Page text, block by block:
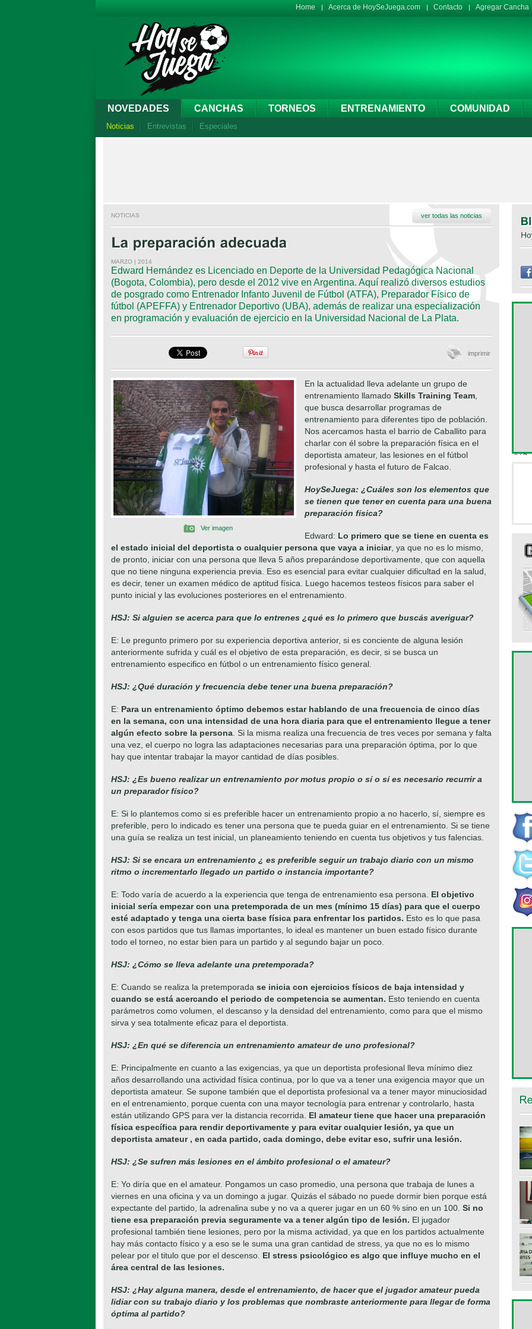
Home Acerca de HoySeJuega.com Contacto Agregar Cancha
NOVEDADES CANCHAS TORNEOS ENTRENAMIENTO COMUNIDAD
Noticias Entrevistas Especiales
ver todas las noticias
NOTICIAS
MARZO | 2014
Edward Hernández es Licenciado en Deporte de la Universidad Pedagógica Nacional
(Bogota, Colombia), pero desde el 2012 vive en Argentina. Aquí realizó diversos estudios
de posgrado como Entrenador Infanto Juvenil de Fútbol (ATFA), Preparador Físico de
fútbol (APEFFA) y Entrenador Deportivo (UBA), además de realizar una especialización
en programación y evaluación de ejercicio en la Universidad Nacional de La Plata.
imprimir
Ver imagen
En la actualidad lleva adelante un grupo de
entrenamiento llamado Skills Training Team
que busca desarrollar programas de
entrenamiento para diferentes tipo de población.
Nos acercamos hasta el barrio de Caballito para
charlar con él sobre la preparación física en el
deportista amateur, las lesiones en el fútbol
profesional y hasta el futuro de Falcao.
HoySeJuega: ¿Cuáles son los elementos que
se tienen que tener en cuenta para una buena
preparación física?
Edward: Lo primero que se tiene en cuenta es
el estado inicial del deportista o cualquier persona que vaya a iniciar, ya que no es lo mismo,
de pronto, iniciar con una persona que lleva 5 años preparándose deportivamente, que con aquella
que no tiene ninguna experiencia previa. Eso es esencial para evitar cualquier dificultad en la salud,
es decir, tener un examen médico de aptitud física. Luego hacemos testeos físicos para saber el
punto inicial y las evoluciones posteriores en el entrenamiento.
HSJ: Si alguien se acerca para que lo entrenes ¿qué es lo primero que buscás averiguar?
E: Le pregunto primero por su experiencia deportiva anterior, si es conciente de alguna lesión
anteriormente sufrida y cuál es el objetivo de esta preparación, es decir, si se busca un
entrenamiento especifico en fútbol o un entrenamiento físico general.
HSJ: ¿Qué duración y frecuencia debe tener una buena preparación?
E: Para un entrenamiento óptimo debemos estar hablando de una frecuencia de cinco días
en la semana, con una intensidad de una hora diaria para que el entrenamiento llegue a tener
algún efecto sobre la persona . Si la misma realiza una frecuencia de tres veces por semana y falta
una vez, el cuerpo no logra las adaptaciones necesarias para una preparación óptima, por lo que
hay que intentar trabajar la mayor cantidad de días posibles.
HSJ: ¿Es bueno realizar un entrenamiento por motus propio o sí o sí es necesario recurrir a
un preparador físico?
E: Si lo plantemos como si es preferible hacer un entrenamiento propio a no hacerlo, sí, siempre es
preferible, pero lo indicado es tener una persona que te pueda guiar en el entrenamiento. Si se tiene
una guía se realiza un test inicial, un planeamiento teniendo en cuenta tus objetivos y tus falencias.
HSJ: Si se encara un entrenamiento ¿ es preferible seguir un trabajo diario con un mismo
ritmo o incrementarlo llegado un partido o instancia importante?
E: Todo varía de acuerdo a la experiencia que tenga de entrenamiento esa persona. El objetivo
inicial sería empezar con una pretemporada de un mes (mínimo 15 días) para que el cuerpo
esté adaptado y tenga una cierta base física para enfrentar los partidos. Esto es lo que pasa
con esos partidos que tus llamas importantes, lo ideal es mantener un buen estado físico durante
todo el torneo, no estar bien para un partido y al segundo bajar un poco.
HSJ: ¿Cómo se lleva adelante una pretemporada?
E: Cuando se realiza la pretemporada se inicia con ejercicios físicos de baja intensidad y
cuando se está acercando el periodo de competencia se aumentan. Esto teniendo en cuenta
parámetros como volumen, el descanso y la densidad del entrenamiento, como para que el mismo
sirva y sea totalmente eficaz para el deportista.
HSJ: ¿En qué se diferencia un entrenamiento amateur de uno profesional?
E: Principalmente en cuanto a las exigencias, ya que un deportista profesional lleva mínimo diez
años desarrollando una actividad física continua, por lo que va a tener una exigencia mayor que un
deportista amateur. Se supone también que el deportista profesional va a tener mayor minuciosidad
en el entrenamiento, porque cuenta con una mayor tecnología para entrenar y controlarlo, hasta
están utilizando GPS para ver la distancia recorrida.
El amateur tiene que hacer una preparación
física específica para rendir deportivamente y para evitar cualquier lesión, ya que un
deportista amateur , en cada partido, cada domingo, debe evitar eso, sufrir una lesión.
HSJ: ¿Se sufren más lesiones en el ámbito profesional o el amateur?
E: Yo diría que en el amateur. Pongamos un caso promedio, una persona que trabaja de lunes a
viernes en una oficina y va un domingo a jugar. Quizás el sábado no puede dormir bien porque está
expectante del partido, la adrenalina sube y no va a querer jugar en un 60 % sino en un 100. Si no
tiene esa preparación previa seguramente va a tener algún tipo de lesión. El jugador
profesional también tiene lesiones, pero por la misma actividad, ya que en los partidos actualmente
hay más contacto físico y a eso se le suma una gran cantidad de stress, ya que no es lo mismo
pelear por el titulo que por el descenso. El stress psicológico es algo que influye mucho en el
área central de las lesiones.
HSJ: ¿Hay alguna manera, desde el entrenamiento, de hacer que el jugador amateur pueda
lidiar con su trabajo diario y los problemas que nombraste anteriormente para llegar de forma
óptima al partido?